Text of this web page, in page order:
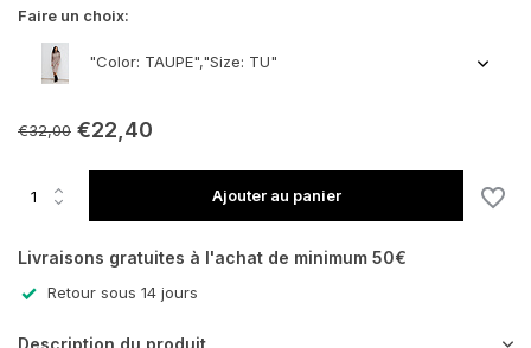
Faire un choix:
"Color: TAUPE","Size: TU"
€32,00 €22,40
Ajouter au panier
Livraisons gratuites à l'achat de minimum 50€
Retour sous 14 jours